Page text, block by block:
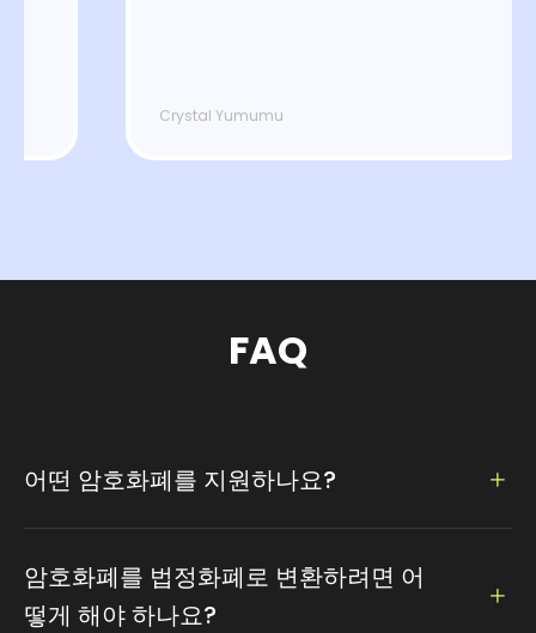
Crystal Yumumu
FAQ
어떤 암호화폐를 지원하나요?
상의 암호화폐를 지원합니다...
암호화폐를 법정화폐로 변환하려면 어
떻게 해야 하나요?